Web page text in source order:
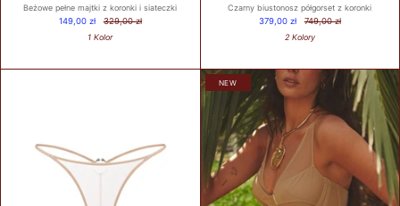
Beżowe pełne majtki z koronki i siateczki
149,00 zł
329,00 zł
1 Kolor
Czarny biustonosz półgorset z koronki
379,00 zł
749,00 zł
2 Kolory
NEW